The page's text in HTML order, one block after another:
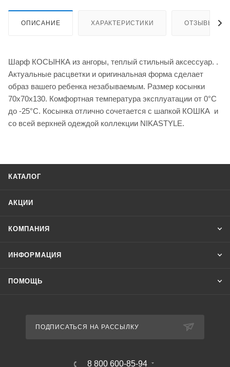
ОПИСАНИЕ ХАРАКТЕРИСТИКИ ОТЗЫВЫ
Шарф КОСЫНКА из ангоры, теплый стильный аксессуар. .
Актуальные расцветки и оригинальная форма сделает
образ вашего ребенка незабываемым. Размер косынки
70х70х130. Комфортная температура эксплуатации от 0°С
до -25°С. Косынка отлично сочетается с шапкой КОШКА и
со всей верхней одеждой коллекции NIKASTYLE.
КАТАЛОГ
АКЦИИ
КОМПАНИЯ
ИНФОРМАЦИЯ
ПОМОЩЬ
ПОДПИСАТЬСЯ НА РАССЫЛКУ
8 800 600-85-94